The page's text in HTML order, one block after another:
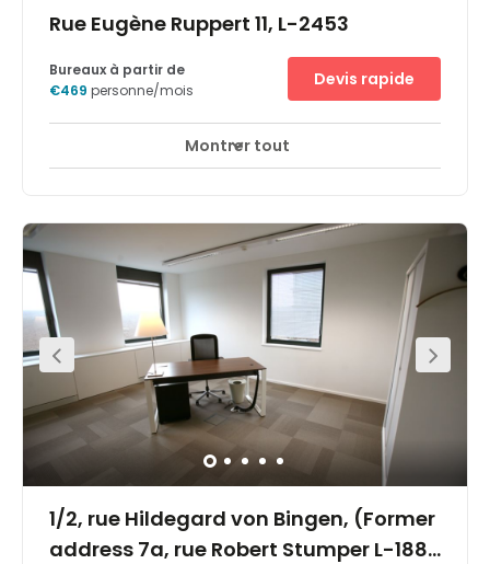
Rue Eugène Ruppert 11, L-2453
Bureaux à partir de
€469 personne/mois
Devis rapide
Montrer tout
1/2, rue Hildegard von Bingen, (Former
address 7a, rue Robert Stumper L-1882